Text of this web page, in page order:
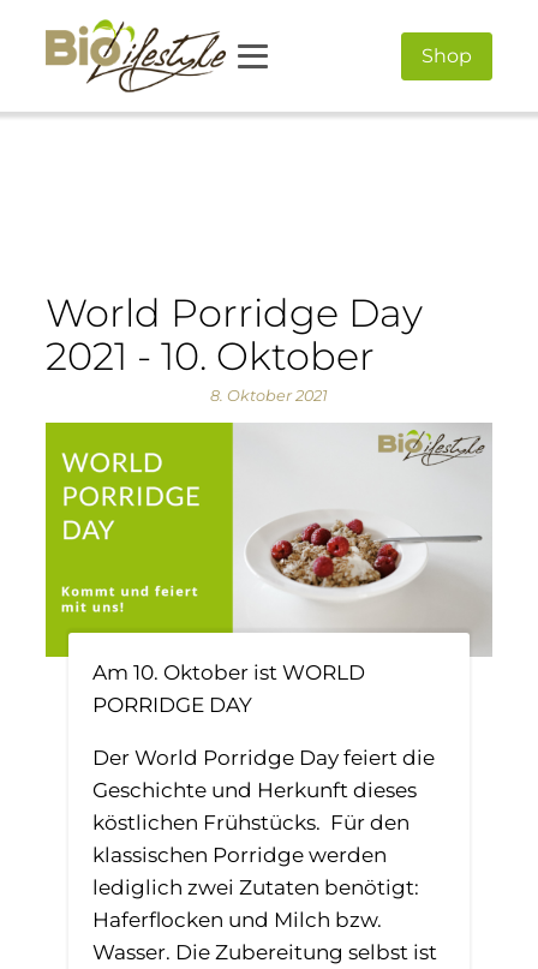
Shop
World Porridge Day
2021 - 10. Oktober
8. Oktober 2021
Am 10. Oktober ist WORLD
PORRIDGE DAY
Der World Porridge Day feiert die
Geschichte und Herkunft dieses
köstlichen Frühstücks. Für den
klassischen Porridge werden
lediglich zwei Zutaten benötigt:
Haferflocken und Milch bzw.
Wasser. Die Zubereitung selbst ist